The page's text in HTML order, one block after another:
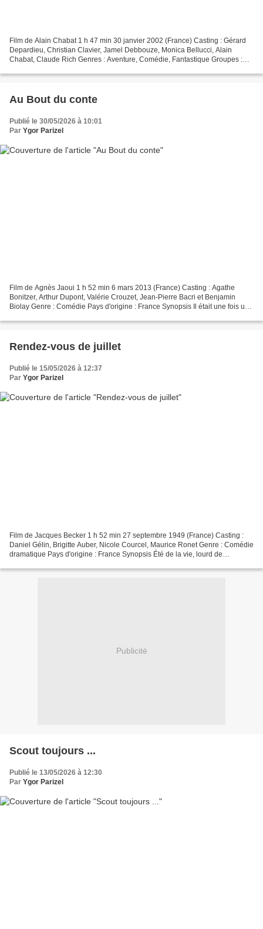
Film de Alain Chabat 1 h 47 min 30 janvier 2002 (France) Casting : Gérard
Depardieu, Christian Clavier, Jamel Debbouze, Monica Bellucci, Alain
Chabat, Claude Rich Genres : Aventure, Comédie, Fantastique Groupes :
Au Bout du conte
Publié le 30/05/2026 à 10:01
Par Ygor Parizel
Film de Agnès Jaoui 1 h 52 min 6 mars 2013 (France) Casting : Agathe
Bonitzer, Arthur Dupont, Valérie Crouzet, Jean-Pierre Bacri et Benjamin
Biolay Genre : Comédie Pays d'origine : France Synopsis Il était une fois une
Rendez-vous de juillet
Publié le 15/05/2026 à 12:37
Par Ygor Parizel
Film de Jacques Becker 1 h 52 min 27 septembre 1949 (France) Casting :
Daniel Gélin, Brigitte Auber, Nicole Courcel, Maurice Ronet Genre : Comédie
dramatique Pays d'origine : France Synopsis Été de la vie, lourd de
Publicité
Scout toujours ...
Publié le 13/05/2026 à 12:30
Par Ygor Parizel